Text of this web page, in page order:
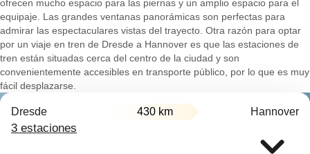
ofrecen mucho espacio para las piernas y un amplio espacio para el
equipaje. Las grandes ventanas panorámicas son perfectas para
admirar las espectaculares vistas del trayecto. Otra razón para optar
por un viaje en tren de Dresde a Hannover es que las estaciones de
tren están situadas cerca del centro de la ciudad y son
convenientemente accesibles en transporte público, por lo que es muy
fácil desplazarse.
Dresde 430 km Hannover
3 estaciones